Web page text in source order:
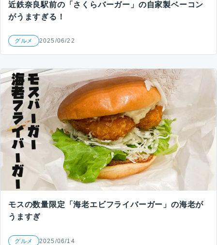
近鉄奈良駅前の「さくらバーガー」の自家製ベーコン
がうますぎる！
グルメ 2025/06/22
モスの数量限定「海老エビフライバーガー」の海老が
うますぎ
グルメ 2025/06/14